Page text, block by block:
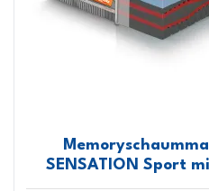
SENSATION Sport